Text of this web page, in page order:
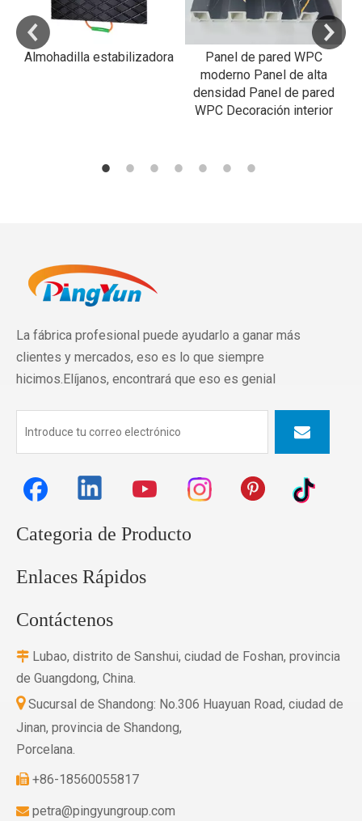
Almohadilla estabilizadora
Panel de pared WPC
moderno Panel de alta
densidad Panel de pared
WPC Decoración interior
La fábrica profesional puede ayudarlo a ganar más
clientes y mercados, eso es lo que siempre
hicimos.Elíjanos, encontrará que eso es genial
Categoria de Producto
Enlaces Rápidos
Contáctenos
 Lubao, distrito de Sanshui, ciudad de Foshan, provincia
de Guangdong, China.
Sucursal de Shandong: No.306 Huayuan Road, ciudad de
Jinan, provincia de Shandong,
Porcelana.
 +86-18560055817
 petra@pingyungroup.com